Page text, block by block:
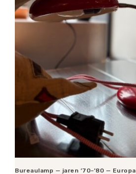
Bureaulamp — jaren ’70–’80 — Europa